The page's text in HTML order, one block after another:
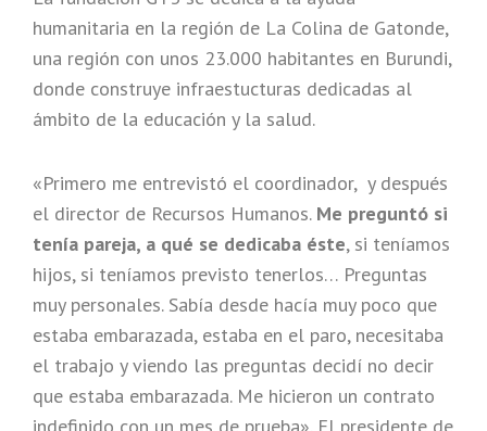
humanitaria en la región de La Colina de Gatonde,
una región con unos 23.000 habitantes en Burundi,
donde construye infraestucturas dedicadas al
ámbito de la educación y la salud.
«Primero me entrevistó el coordinador, y después
el director de Recursos Humanos. Me preguntó si
tenía pareja, a qué se dedicaba éste, si teníamos
hijos, si teníamos previsto tenerlos… Preguntas
muy personales. Sabía desde hacía muy poco que
estaba embarazada, estaba en el paro, necesitaba
el trabajo y viendo las preguntas decidí no decir
que estaba embarazada. Me hicieron un contrato